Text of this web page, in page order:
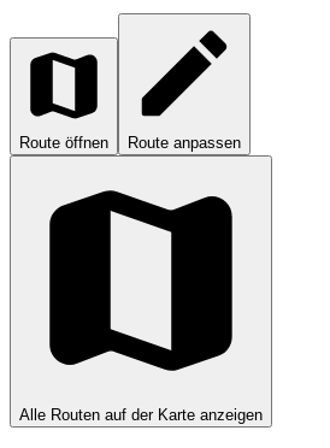
Route öffnen Route anpassen
Alle Routen auf der Karte anzeigen